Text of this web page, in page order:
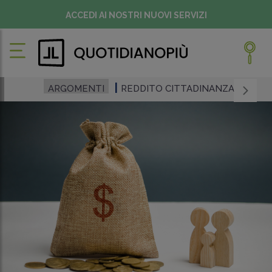
ACCEDI AI NOSTRI NUOVI SERVIZI
ARGOMENTI REDDITO CITTADINANZA